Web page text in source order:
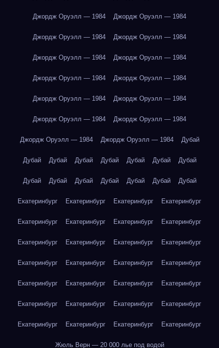
Джордж Оруэлл — 1984 Джордж Оруэлл — 1984
Джордж Оруэлл — 1984 Джордж Оруэлл — 1984
Джордж Оруэлл — 1984 Джордж Оруэлл — 1984
Джордж Оруэлл — 1984 Джордж Оруэлл — 1984
Джордж Оруэлл — 1984 Джордж Оруэлл — 1984
Джордж Оруэлл — 1984 Джордж Оруэлл — 1984
Джордж Оруэлл — 1984 Джордж Оруэлл — 1984 Дубай
Дубай Дубай Дубай Дубай Дубай Дубай Дубай
Дубай Дубай Дубай Дубай Дубай Дубай Дубай
Екатеринбург Екатеринбург Екатеринбург Екатеринбург
Екатеринбург Екатеринбург Екатеринбург Екатеринбург
Екатеринбург Екатеринбург Екатеринбург Екатеринбург
Екатеринбург Екатеринбург Екатеринбург Екатеринбург
Екатеринбург Екатеринбург Екатеринбург Екатеринбург
Екатеринбург Екатеринбург Екатеринбург Екатеринбург
Екатеринбург Екатеринбург Екатеринбург Екатеринбург
Жюль Верн — 20 000 лье под водой